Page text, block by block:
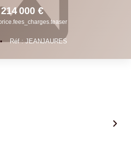
214 000 €
• Réf : JEANJAURES